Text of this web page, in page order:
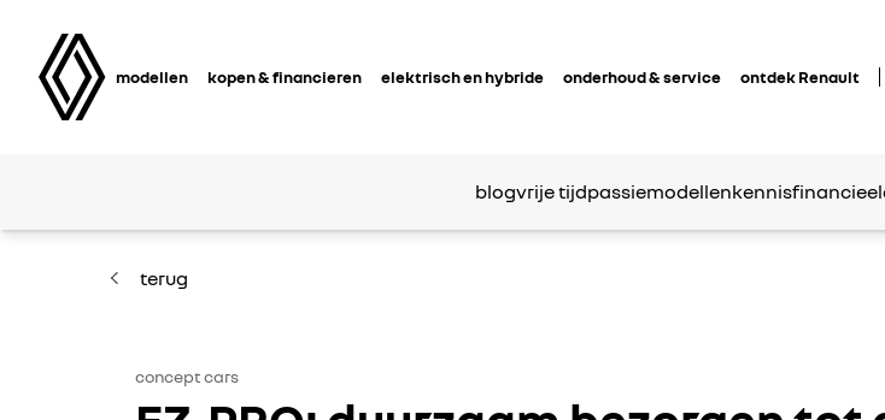
modellen kopen & financieren elektrisch en hybride onderhoud & service ontdek Renault
blogvrije tijdpassiemodellenkennisfinancieel
terug
concept cars